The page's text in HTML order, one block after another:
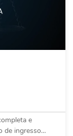
e
de ingresso…